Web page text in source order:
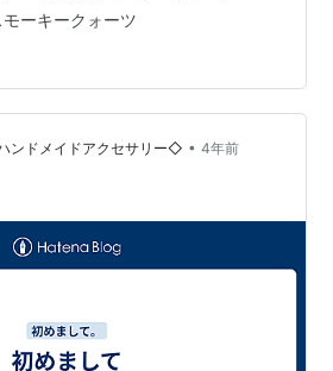
一応、記念すべき初作品のお披露
合は伝わって欲しい。 ワイヤーや
ていた指がめっちゃ痛いです。 ワ
何度か刺さりまして、ぷらーん
がる…
モーキークォーツ
ンドメイドアクセサリー◇ • 4年前